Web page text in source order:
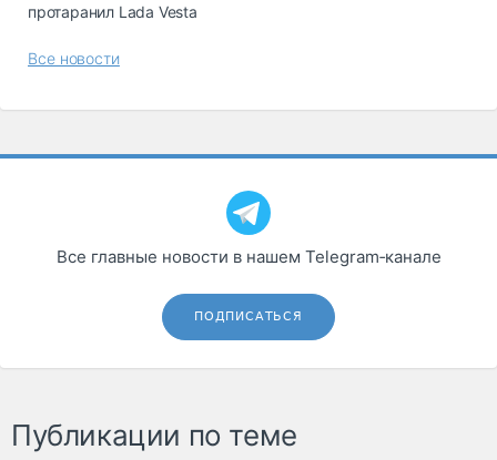
протаранил Lada Vesta
Все новости
Все главные новости в нашем Telegram‑канале
ПОДПИСАТЬСЯ
Публикации по теме